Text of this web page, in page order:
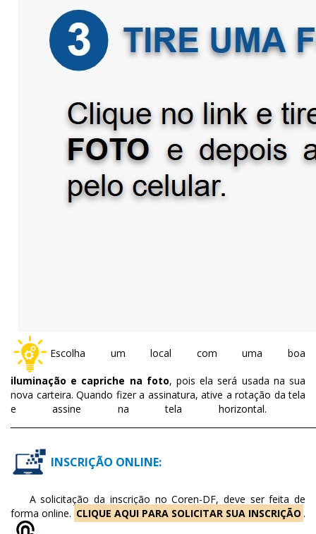
Escolha um local com uma boa
iluminação e capriche na foto, pois ela será usada na sua
nova carteira. Quando fizer a assinatura, ative a rotação da tela
e assine na tela horizontal.
INSCRIÇÃO ONLINE:
A solicitação da inscrição no Coren-DF, deve ser feita de
forma online. CLIQUE AQUI PARA SOLICITAR SUA INSCRIÇÃO .